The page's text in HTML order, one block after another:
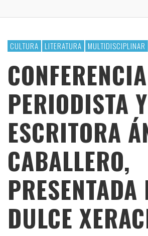
CULTURA LITERATURA MULTIDISCIPLINAR
PERIODISTA Y
ESCRITORA
CABALLERO,
PRESENTADA
DULCE